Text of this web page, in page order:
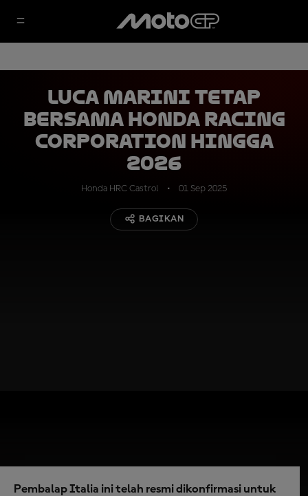
Luca Marini Tetap
Bersama Honda Racing
Corporation hingga
2026
Honda HRC Castrol 01 Sep 2025
BAGIKAN
Pembalap Italia ini telah resmi dikonfirmasi untuk